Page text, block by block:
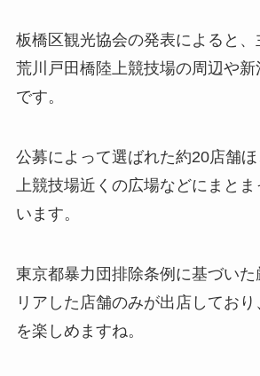
板橋区観光協会の発表によると
荒川戸田橋陸上競技場の周辺や
です。
公募によって選ばれた約20店舗
上競技場近くの広場などにまとま
います。
東京都暴力団排除条例に基づいた
リアした店舗のみが出店してお
を楽しめますね。